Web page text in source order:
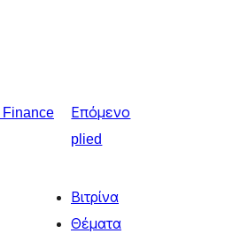
Finance
Επόμενο
plied
Βιτρίνα
Θέματα